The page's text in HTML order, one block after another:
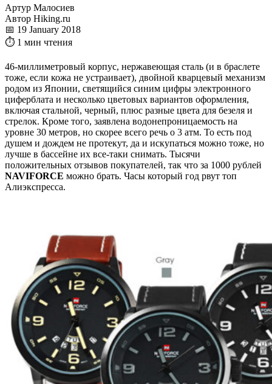
Артур Малосиев
Автор Hiking.ru
📅 19 January 2018
⏱ 1 мин чтения
46-миллиметровый корпус, нержавеющая сталь (и в браслете
тоже, если кожа не устраивает), двойной кварцевый механизм
родом из Японии, светящийся синим цифры электронного
циферблата и несколько цветовых вариантов оформления,
включая стальной, черный, плюс разные цвета для безеля и
стрелок. Кроме того, заявлена водонепроницаемость на
уровне 30 метров, но скорее всего речь о 3 атм. То есть под
душем и дождем не протекут, да и искупаться можно тоже, но
лучше в бассейне их все-таки снимать. Тысячи
положительных отзывов покупателей, так что за 1000 рублей
NAVIFORCE можно брать. Часы который год рвут топ
Алиэкспресса.